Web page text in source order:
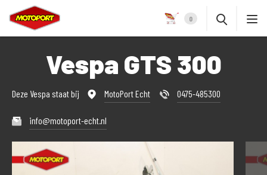
0
Vespa GTS 300
Deze Vespa staat bij MotoPort Echt 0475-485300
info@motoport-echt.nl